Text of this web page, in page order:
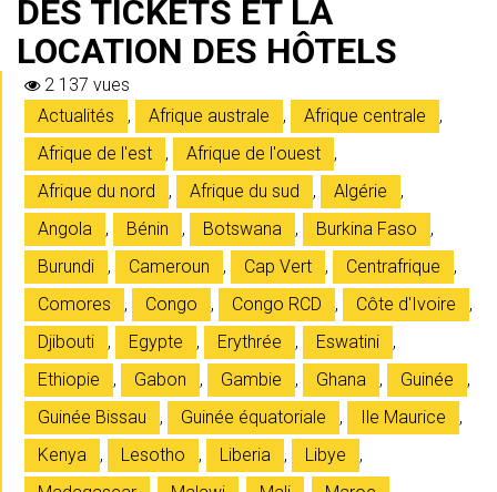
DES TICKETS ET LA
LOCATION DES HÔTELS
2 137 vues
Actualités
, Afrique australe , Afrique centrale
,
Afrique de l'est
, Afrique de l'ouest
,
Afrique du nord
, Afrique du sud , Algérie
,
Angola
, Bénin , Botswana , Burkina Faso
,
Burundi
, Cameroun , Cap Vert , Centrafrique
,
Comores
, Congo , Congo RCD , Côte d'Ivoire
,
Djibouti
, Egypte , Erythrée , Eswatini
,
Ethiopie
, Gabon , Gambie , Ghana , Guinée
,
Guinée Bissau
, Guinée équatoriale , Ile Maurice
,
Kenya
, Lesotho , Liberia , Libye
,